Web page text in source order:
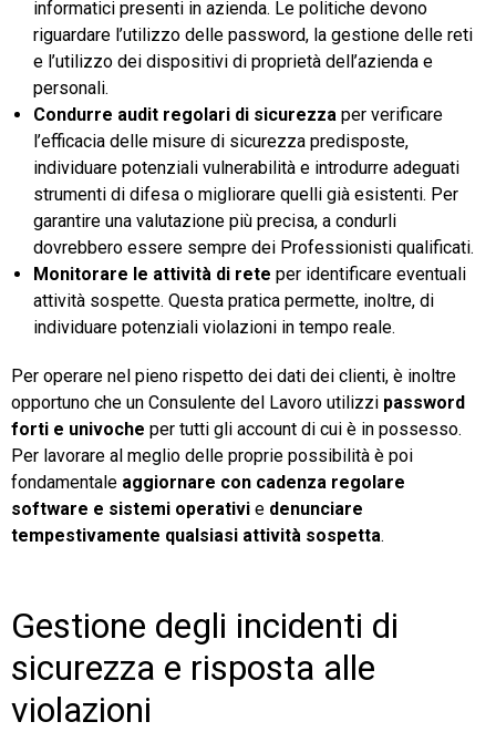
informatici presenti in azienda. Le politiche devono
riguardare l’utilizzo delle password, la gestione delle reti
e l’utilizzo dei dispositivi di proprietà dell’azienda e
personali.
Condurre audit regolari di sicurezza per verificare
l’efficacia delle misure di sicurezza predisposte,
individuare potenziali vulnerabilità e introdurre adeguati
strumenti di difesa o migliorare quelli già esistenti. Per
garantire una valutazione più precisa, a condurli
dovrebbero essere sempre dei Professionisti qualificati.
Monitorare le attività di rete per identificare eventuali
attività sospette. Questa pratica permette, inoltre, di
individuare potenziali violazioni in tempo reale.
Per operare nel pieno rispetto dei dati dei clienti, è inoltre
opportuno che un Consulente del Lavoro utilizzi password
forti e univoche per tutti gli account di cui è in possesso.
Per lavorare al meglio delle proprie possibilità è poi
fondamentale aggiornare con cadenza regolare
software e sistemi operativi e denunciare
tempestivamente qualsiasi attività sospetta.
Gestione degli incidenti di
sicurezza e risposta alle
violazioni